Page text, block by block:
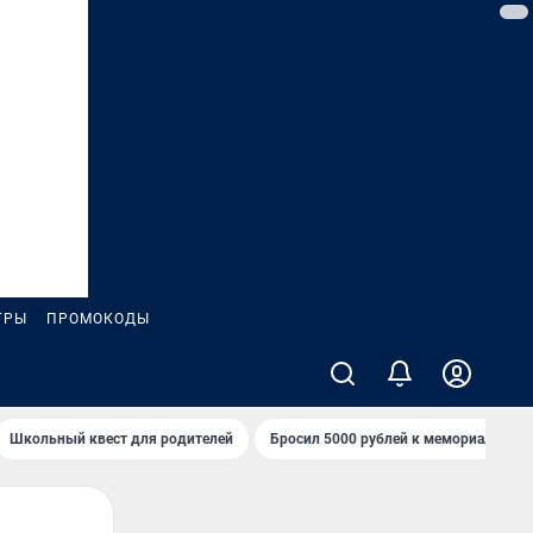
ПРОМОКОДЫ
Школьный квест для родителей Бросил 5000 рублей к мемориалу